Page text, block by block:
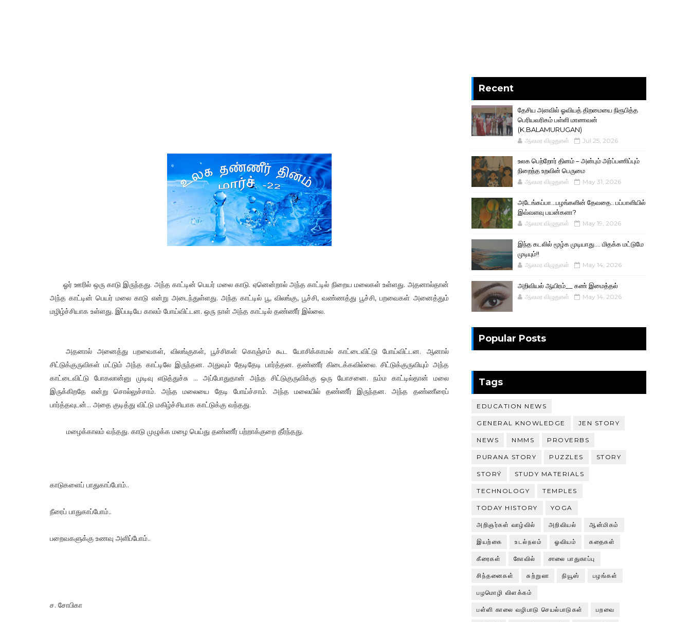
ஓர் ஊரில் ஒரு காடு இருந்தது. அந்த காட்டின் பெயர் மலை காடு. ஏனென்றால் அந்த காட்டில் நிறைய மலைகள் உள்ளது. அதனால்தான்
அந்த காட்டின் பெயர் மலை காடு என்று அடைந்துள்ளது. அந்த காட்டில் பூ, விலங்கு, பூச்சி, வண்ணத்து பூச்சி, பறவைகள் அனைத்தும்
மழிழ்ச்சியாக உள்ளது. இப்படியே காலம் போய்விட்டன. ஒரு நாள் அந்த காட்டில் தண்ணீர் இல்லை.
அதனால் அனைத்து பறவைகள், விலங்குகள், பூச்சிகள் கொஞ்சம் கூட யோசிக்காமல் காட்டைவிட்டு போய்விட்டன. ஆனால்
சிட்டுக்குருவிகள் மட்டும் அந்த காட்டிலே இருந்தன. அதுவும் தேடிதேடி பார்த்தன. தண்ணீர் கிடைக்கவில்லை. சிட்டுக்குருவியும் அந்த
காட்டைவிட்டு போகலான்னு முடிவு எடுத்துச்சு ... அப்போதுதான் அந்த சிட்டுகுருவிக்கு ஒரு யோசனை. நம்ம காட்டில்தான் மலை
இருக்கிறதே என்று சொல்லுச்சாம். அந்த மலையை தேடி போய்ச்சாம். அந்த மலையில் தண்ணீர் இருந்தன. அந்த தண்ணீரைப்
பார்த்தவுடன்... அதை குடித்து விட்டு மகிழ்ச்சியாக காட்டுக்கு வந்தது.
மழைக்காலம் வந்தது. காடு முழுக்க மழை பெய்து தண்ணீர் பற்றாக்குறை தீர்ந்தது.
காடுகளைப் பாதுகாப்போம்..
நீரைப் பாதுகாப்போம்..
பறைவகளுக்கு உணவு அளிப்போம்..
ச. சோபிகா
Recent
தேசிய அளவில் ஓவியத் திறமையை நிரூபித்த
பெரியவரிகம் பள்ளி மாணவன்
(K.BALAMURUGAN)
ஆலமர விழுதுகள் Jul 25, 2026
உலக பெற்றோர் தினம் – அன்பும் அர்ப்பணிப்பும்
நிறைந்த உறவின் பெருமை
ஆலமர விழுதுகள் May 31, 2026
அடேங்கப்பா...பழங்களின் தேவதை.. பப்பாளியில்
இவ்வளவு பயன்களா?
ஆலமர விழுதுகள் May 19, 2026
இந்த கடலில் மூழ்க முடியாது.... மிதக்க மட்டுமே
முடியும்!!
ஆலமர விழுதுகள் May 14, 2026
அறிவியல் ஆயிரம்__ கண் இமைத்தல்
ஆலமர விழுதுகள் May 14, 2026
Popular Posts
Tags
EDUCATION NEWS
GENERAL KNOWLEDGE JEN STORY
NEWS NMMS PROVERBS
PURANA STORY PUZZLES STORY
STORÝ STUDY MATERIALS
TECHNOLOGY TEMPLES
TODAY HISTORY YOGA
அறிஞர்கள் வாழ்வில் அறிவியல் ஆன்மிகம்
இயற்கை உடல்நலம் ஓவியம் கதைகள்
கீரைகள் கோவில் சாலை பாதுகாப்பு
சிந்தனைகள் சுற்றுலா நியூஸ் பழங்கள்
பழமொழி விளக்கம்
பள்ளி காலை வழிபாடு செயல்பாடுகள் பறவை